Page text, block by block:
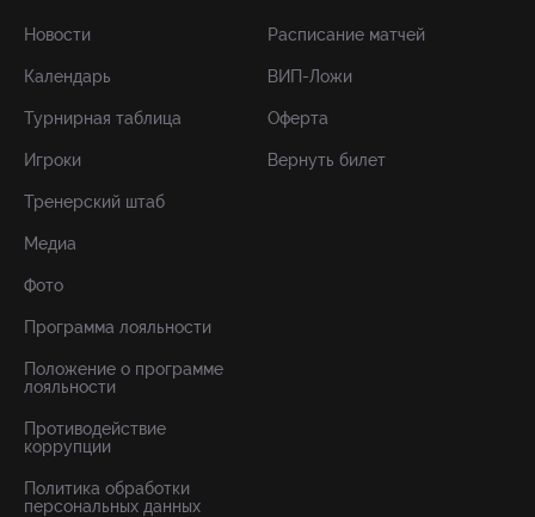
Новости
Календарь
Турнирная таблица
Игроки
Тренерский штаб
Медиа
Фото
Программа лояльности
Положение о программе
лояльности
Противодействие
коррупции
Политика обработки
персональных данных
Расписание матчей
ВИП-Ложи
Оферта
Вернуть билет